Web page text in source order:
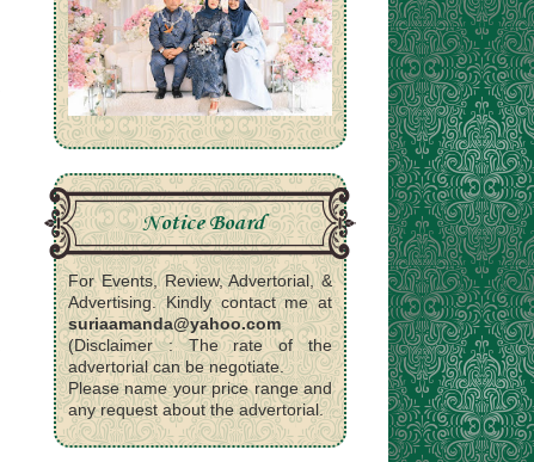
Notice Board
For Events, Review, Advertorial, &
Advertising. Kindly contact me at
suriaamanda@yahoo.com
(Disclaimer : The rate of the
advertorial can be negotiate.
Please name your price range and
any request about the advertorial.